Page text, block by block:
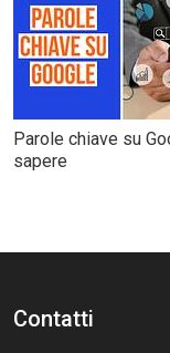
Parole chiave su
sapere
Contatti